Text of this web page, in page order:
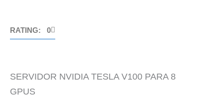
RATING: 0
SERVIDOR NVIDIA TESLA V100 PARA 8
GPUS